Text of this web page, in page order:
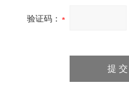
验证码：